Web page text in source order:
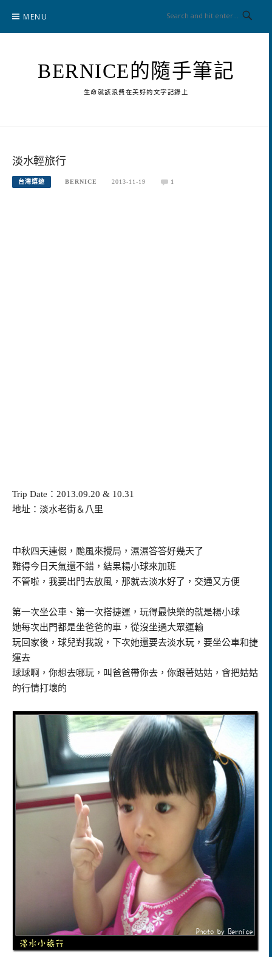
content
MENU
BERNICE的隨手筆記
生命就該浪費在美好的文字記錄上
淡水輕旅行
台灣嬉遊 BERNICE 2013-11-19 1
Trip Date：2013.09.20 & 10.31
地址：淡水老街＆八里
中秋四天連假，颱風來攪局，濕濕答答好幾天了
難得今日天氣還不錯，結果楊小球來加班
不管啦，我要出門去放風，那就去淡水好了，交通又方便
第一次坐公車、第一次搭捷運，玩得最快樂的就是楊小球
她每次出門都是坐爸爸的車，從沒坐過大眾運輸
玩回家後，球兒對我說，下次她還要去淡水玩，要坐公車和捷
運去
球球啊，你想去哪玩，叫爸爸帶你去，你跟著姑姑，會把姑姑
的行情打壞的